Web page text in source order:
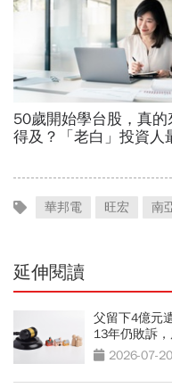
華邦電 旺宏 南
延伸閱讀
父留下4億元
13年仍敗訴
2026-07-20